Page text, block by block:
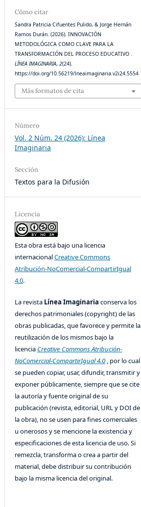
Cómo citar
Sandra Patricia Cifuentes Pulido, & Jorge Hernán
Ramos Durán. (2026). INNOVACIÓN
METODOLÓGICA COMO CLAVE PARA LA
TRANSFORMACIÓN DEL PROCESO EDUCATIVO .
LÍNEA IMAGINARIA,2(24).
https://doi.org/10.56219/lneaimaginaria.v2i24.5554
Más formatos de cita
Número
Vol. 2 Núm. 24 (2026): Línea
Imaginaria
Sección
Textos para la Difusión
Licencia
Esta obra está bajo una licencia
internacionalCreative Commons
Atribución-NoComercial-CompartirIgual
4.0.
La revista Línea Imaginariaconserva los
derechos patrimoniales (copyright) de las
obras publicadas, que favorece y permite la
reutilización de los mismos bajo la
licencia Creative Commons Atribución-
NoComercial-CompartirIgual 4.0 , por lo cual
se pueden copiar, usar, difundir, transmitir y
exponer públicamente, siempre que se cite
la autoría y fuente original de su
publicación (revista, editorial, URL y DOI de
la obra), no se usen para fines comerciales
u onerosos y se mencione la existencia y
especificaciones de esta licencia de uso. Si
remezcla, transforma o crea a partir del
material, debe distribuir su contribución
bajo la misma licencia del original.